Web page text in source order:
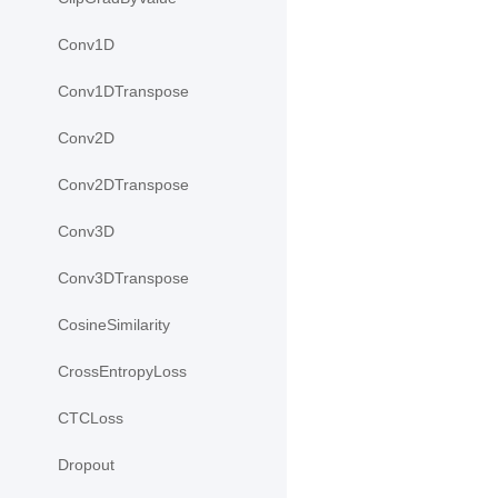
Conv1D
Conv1DTranspose
Conv2D
Conv2DTranspose
Conv3D
Conv3DTranspose
CosineSimilarity
CrossEntropyLoss
CTCLoss
Dropout